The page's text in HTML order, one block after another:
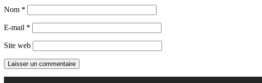
Nom *
E-mail *
Site web